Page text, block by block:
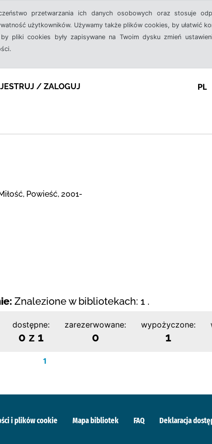
przetwarzania ich danych osobowych oraz stosuje
użytkowników. Używamy także plików cookies, by ułatwić
pliki cookies były zapisywane na Twoim dysku zmień
/ ZALOGUJ PL
Powieść, 2001-
Znalezione w bibliotekach: 1 .
dostępne:
0 z 1
zarezerwowane:
0
wypożyczone:
1
1
i plików cookie Mapa bibliotek FAQ Deklaracja